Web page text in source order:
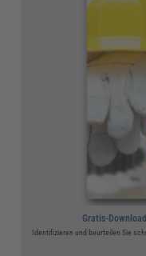
Gratis-
Identifizieren und beurteilen Sie